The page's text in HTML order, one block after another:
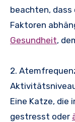
beachten, dass
Faktoren
Gesundheit,
2.
Eine Katze, die
gestresst oder